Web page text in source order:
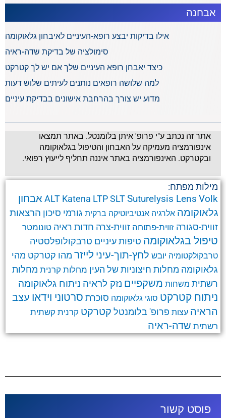
אבחנה
אילו בדיקות יבצע רופא-העיניים לאיבחון גלאוקומה
סימולציה של בדיקת שדה-ראיה
כיצד יאבחן רופא העיניים שלך אם יש לך קטרקט
למה שלושה רופאים נותנים לעיתים שלוש דעות
מדוע יש צורך בהרחבת אישונים בבדיקת עיניים
אתר זה נכתב ע"י פרופ' איתן בלומנטל. באתר תמצאו
אינפורמציה מעמיקה על האבחון והטיפול בגלאוקומה
ובקטרקט. האינפורמציה באתר איננה תחליף לייעוץ רפואי.
מילות מפתח:
ALT Katena LTPSLTSuturelysis Lens Volk
אבחון
גלאוקומה אלרגיה אנטיביוטיקה ברקית גורמי סיכון הרצאות
זווית-סגורה זווית-פתוחה זווית-צרה חדות ראיה טונומטר
טיפול בגלאוקומה טיפות עיניים טרבקולופלסטיה
טרבקולקטומיה יובש לחץ-תוך-עיני לייזר מהו קטרקט מהי
גלאוקומה מחלות חיצוניות של העין מחלות קרנית מחלות
רשתית משחות משקפיים נזק לראיה ניתוח גלאוקומה
ניתוח קטרקט סוגי גלאוקומה סוכרת סרטוני וידאו עצב
הראיה עצות פרופ' בלומנטל קטרקט קרנית קשתית
רשתית שדה-ראיה
פוסט קשור